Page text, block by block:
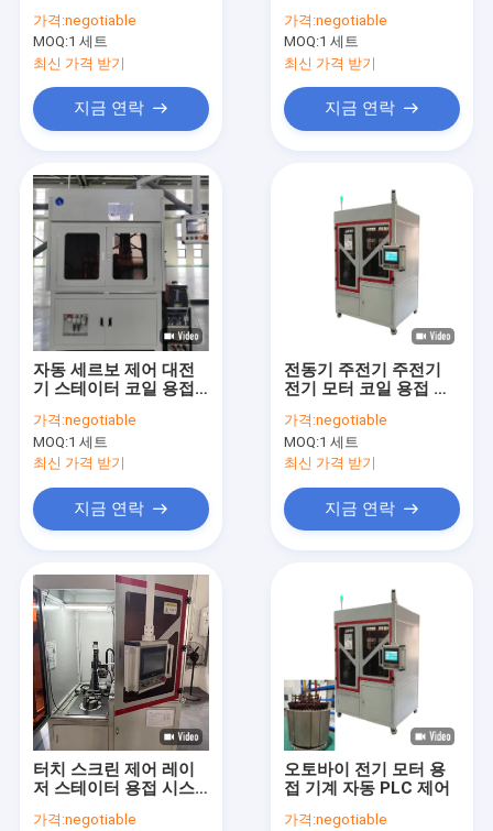
가격:negotiable
MOQ:1 세트
최신 가격 받기
지금 연락
가격:negotiable
MOQ:1 세트
최신 가격 받기
지금 연락
자동 세르보 제어 대전
기 스테이터 코일 용접
가격:negotiable
MOQ:1 세트
최신 가격 받기
지금 연락
전동기 주전기 주전기
전기 모터 코일 용접 기
가격:negotiable
MOQ:1 세트
최신 가격 받기
지금 연락
터치 스크린 제어 레이
저 스테이터 용접 시스
가격:negotiable
오토바이 전기 모터 용
접 기계 자동 PLC 제어
가격:negotiable